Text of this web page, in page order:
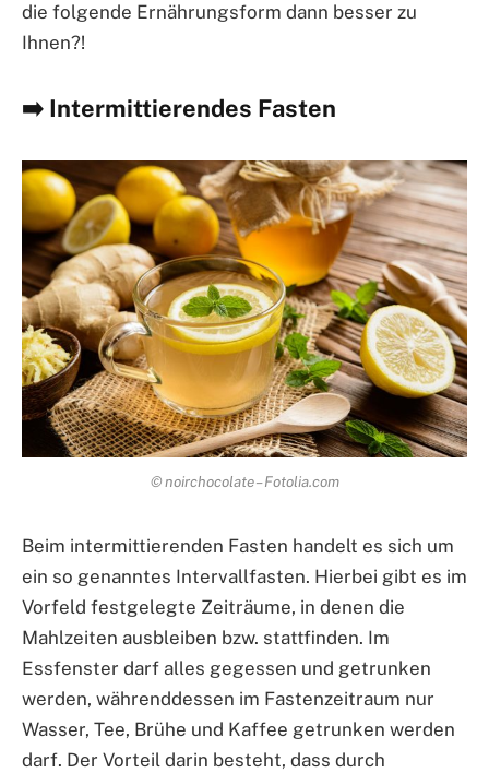
die folgende Ernährungsform dann besser zu
Ihnen?!
➡️ Intermittierendes Fasten
© noirchocolate – Fotolia.com
Beim intermittierenden Fasten handelt es sich um
ein so genanntes Intervallfasten. Hierbei gibt es im
Vorfeld festgelegte Zeiträume, in denen die
Mahlzeiten ausbleiben bzw. stattfinden. Im
Essfenster darf alles gegessen und getrunken
werden, währenddessen im Fastenzeitraum nur
Wasser, Tee, Brühe und Kaffee getrunken werden
darf. Der Vorteil darin besteht, dass durch